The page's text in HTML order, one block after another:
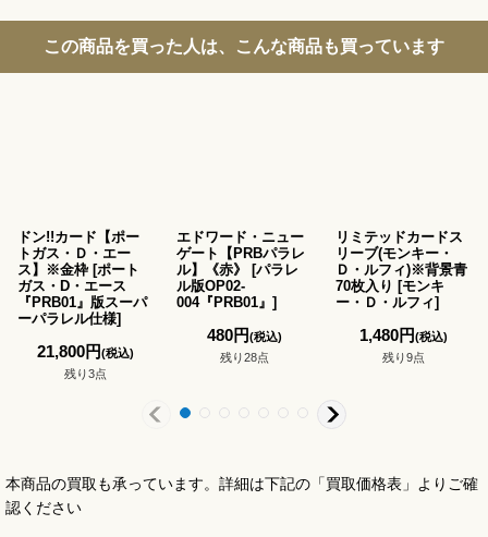
この商品を買った人は、こんな商品も買っています
ドン!!カード【ポー
トガス・Ｄ・エー
ス】※金枠 [ポート
ガス・D・エース
『PRB01』版スーパ
ーパラレル仕様]
21,800円(税込)
残り3点
エドワード・ニュー
ゲート【PRBパラレ
ル】《赤》
[パラレ
ル版OP02-
004『PRB01』 ]
480円(税込)
残り28点
リミテッドカードス
リーブ(モンキー・
Ｄ・ルフィ)※背景青
70枚入り [モンキ
ー・Ｄ・ルフィ]
1,480円(税込)
残り9点
本商品の買取も承っています。詳細は下記の「買取価格表」よりご確
認ください